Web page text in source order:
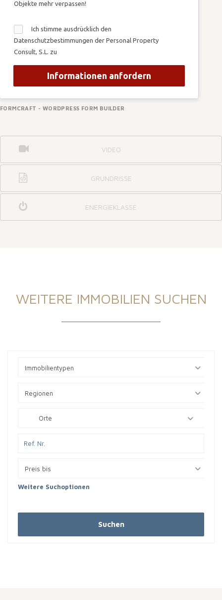
Objekte mehr verpassen!
Ich stimme ausdrücklich den
Datenschutzbestimmungen der Personal Property
Consult, S.L. zu
Informationen anfordern
FORMCRAFT - WORDPRESS FORM BUILDER
VIDEO
GRUNDRISSE
ENERGIEKLASSE
WEITERE IMMOBILIEN SUCHEN
Immobilientypen
Regionen
Orte
Preis bis
Weitere Suchoptionen
Suchen